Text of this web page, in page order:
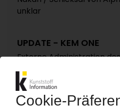
unklar
UPDATE - KEM ONE
Externe Administration
BENVIC